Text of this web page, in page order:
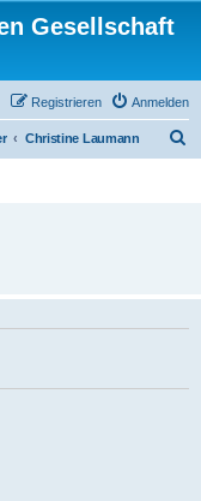
Gesellschaft
Anmelden
Registrieren
Christine Laumann